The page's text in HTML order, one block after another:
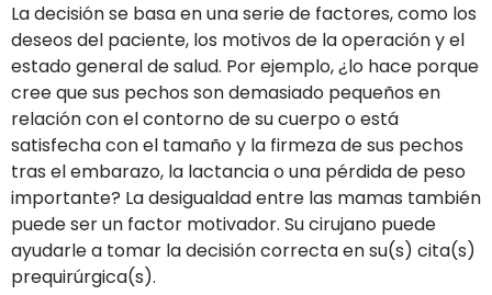
La decisión se basa en una serie de factores, como los
deseos del paciente, los motivos de la operación y el
estado general de salud. Por ejemplo, ¿lo hace porque
cree que sus pechos son demasiado pequeños en
relación con el contorno de su cuerpo o está
satisfecha con el tamaño y la firmeza de sus pechos
tras el embarazo, la lactancia o una pérdida de peso
importante? La desigualdad entre las mamas también
puede ser un factor motivador. Su cirujano puede
ayudarle a tomar la decisión correcta en su(s) cita(s)
prequirúrgica(s).